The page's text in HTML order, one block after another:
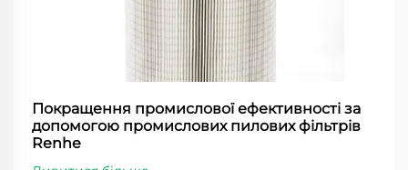
Покращення промислової ефективності за
допомогою промислових пилових фільтрів
Renhe